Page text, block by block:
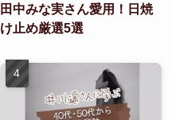
田中みな実さん愛用！日焼
け止め厳選5選